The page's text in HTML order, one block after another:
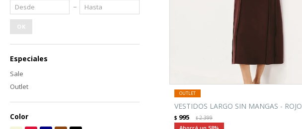
VESTIDOS LARGO SIN MANGAS - ROJO
$ 995 $2.399
OK
Especiales
Sale
Outlet
Color